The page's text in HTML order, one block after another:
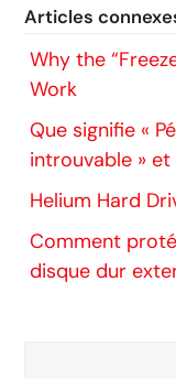
Articles
Why the
Work
Que signifie «
introuvable »
Helium Hard
Comment
disque dur